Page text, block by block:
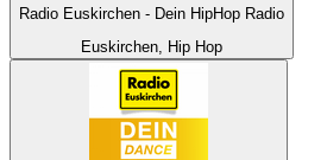
Radio Euskirchen - Dein HipHop Radio
Euskirchen, Hip Hop